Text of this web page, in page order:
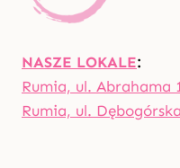
NASZE LOKALE:
Rumia, ul. Abrahama
Rumia, ul.